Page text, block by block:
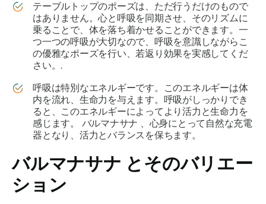
テーブルトップのポーズは、ただ行うだけのもので
はありません。心と呼吸を同期させ、そのリズムに
乗ることで、体を落ち着かせることができます。一
つ一つの呼吸が大切なので、呼吸を意識​​しながらこ
の優雅なポーズを行い、若返り効果を実感してくだ
さい。.
呼吸は特別なエネルギーです。このエネルギーは体
内を流れ、生命力を与えます。呼吸がしっかりでき
ると、このエネルギーによってより活力と生命力を
感じます。 バルマナサナ 、心身にとって自然な充電
器となり、活力とバランスを保ちます。
バルマナサナ とそのバリエー
ション